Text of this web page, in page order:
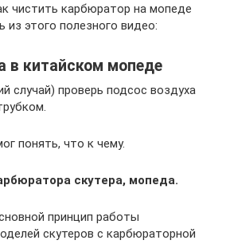
чистить карбюратор на мопеде
этого полезного видео:
в китайском мопеде
случай) проверь подсос воздуха
понять, что к чему.
скутера, мопеда.
принцип работы
скутеров с карбюраторной